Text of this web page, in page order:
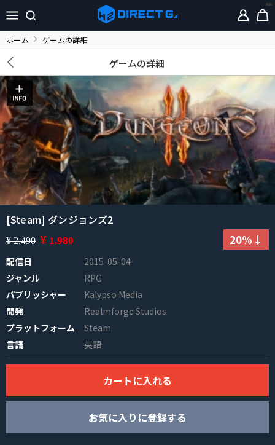
ホーム ゲームの詳細
ゲームの詳細
[Steam] ダンジョンズ2
¥ 2,490 ¥ 1,980 20%↓
配信日
2015-05-04
ジャンル
RPG
パブリッシャー
Kalypso Media
開発
Realmforge Studios
プラットフォーム
Steam
言語
英語
カートに入れる
お気に入りに登録する